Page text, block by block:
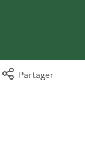
Partager